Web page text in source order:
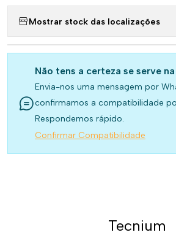
Mostrar stock das localizações
Não tens a certeza se serve
Envia-nos uma mensagem por
confirmamos a compatibilidade
Respondemos rápido.
Confirmar Compatibilidade
Tecnium